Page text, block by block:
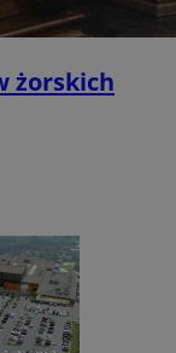
żorskich